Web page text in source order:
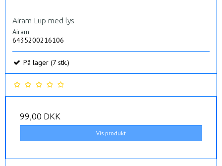
Airam Lup med lys
Airam
6435200216106
På lager (7 stk.)
99,00 DKK
Vis produkt